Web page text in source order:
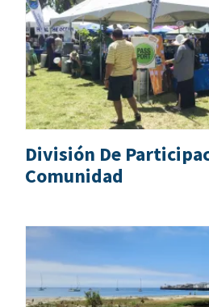
División De
Comunidad